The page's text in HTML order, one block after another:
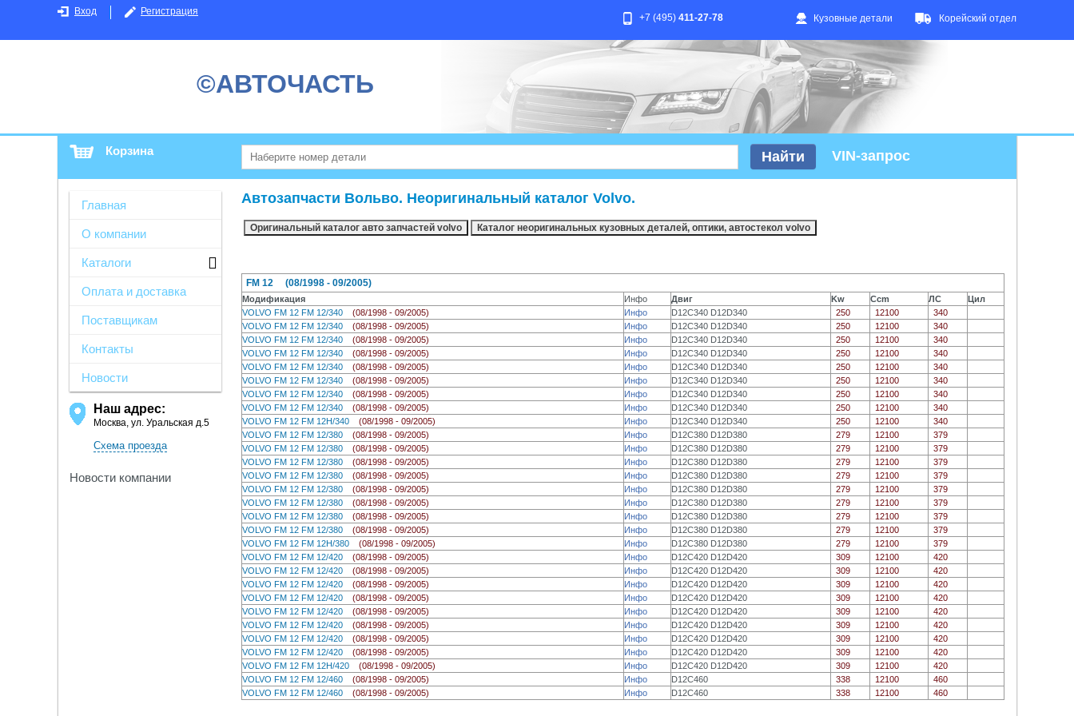
Вход Регистрация
Кузовные детали Корейский отдел
+7 (495) 411-27-78
©АВТОЧАСТЬ
Корзина VIN-запрос
Главная
О компании
Каталоги
Оплата и доставка
Поставщикам
Контакты
Новости
Наш адрес:
Москва, ул. Уральская д.5
Схема проезда
Новости компании
Автозапчасти Вольво. Неоригинальный каталог Volvo.
FM 12 (08/1998 - 09/2005)
Модификация Инфо Двиг Kw Ccm ЛС
Цил
VOLVO FM 12 FM 12/340 (08/1998 - 09/2005) Инфо D12C340 D12D340 250 12100
340
VOLVO FM 12 FM 12/340 (08/1998 - 09/2005) Инфо D12C340 D12D340 250 12100
340
VOLVO FM 12 FM 12/340 (08/1998 - 09/2005) Инфо D12C340 D12D340 250 12100
340
VOLVO FM 12 FM 12/340 (08/1998 - 09/2005) Инфо D12C340 D12D340 250 12100
340
VOLVO FM 12 FM 12/340 (08/1998 - 09/2005) Инфо D12C340 D12D340 250 12100
340
VOLVO FM 12 FM 12/340 (08/1998 - 09/2005) Инфо D12C340 D12D340 250 12100
340
VOLVO FM 12 FM 12/340 (08/1998 - 09/2005) Инфо D12C340 D12D340 250 12100
340
VOLVO FM 12 FM 12/340 (08/1998 - 09/2005) Инфо D12C340 D12D340 250 12100
340
VOLVO FM 12 FM 12H/340 (08/1998 - 09/2005) Инфо D12C340 D12D340 250 12100
340
VOLVO FM 12 FM 12/380 (08/1998 - 09/2005) Инфо D12C380 D12D380 279 12100
379
VOLVO FM 12 FM 12/380 (08/1998 - 09/2005) Инфо D12C380 D12D380 279 12100
379
VOLVO FM 12 FM 12/380 (08/1998 - 09/2005) Инфо D12C380 D12D380 279 12100
379
VOLVO FM 12 FM 12/380 (08/1998 - 09/2005) Инфо D12C380 D12D380 279 12100
379
VOLVO FM 12 FM 12/380 (08/1998 - 09/2005) Инфо D12C380 D12D380 279 12100
379
VOLVO FM 12 FM 12/380 (08/1998 - 09/2005) Инфо D12C380 D12D380 279 12100
379
VOLVO FM 12 FM 12/380 (08/1998 - 09/2005) Инфо D12C380 D12D380 279 12100
379
VOLVO FM 12 FM 12/380 (08/1998 - 09/2005) Инфо D12C380 D12D380 279 12100
379
VOLVO FM 12 FM 12H/380 (08/1998 - 09/2005) Инфо D12C380 D12D380 279 12100
379
VOLVO FM 12 FM 12/420 (08/1998 - 09/2005) Инфо D12C420 D12D420 309 12100
420
VOLVO FM 12 FM 12/420 (08/1998 - 09/2005) Инфо D12C420 D12D420 309 12100
420
VOLVO FM 12 FM 12/420 (08/1998 - 09/2005) Инфо D12C420 D12D420 309 12100
420
VOLVO FM 12 FM 12/420 (08/1998 - 09/2005) Инфо D12C420 D12D420 309 12100
420
VOLVO FM 12 FM 12/420 (08/1998 - 09/2005) Инфо D12C420 D12D420 309 12100
420
VOLVO FM 12 FM 12/420 (08/1998 - 09/2005) Инфо D12C420 D12D420 309 12100
420
VOLVO FM 12 FM 12/420 (08/1998 - 09/2005) Инфо D12C420 D12D420 309 12100
420
VOLVO FM 12 FM 12/420 (08/1998 - 09/2005) Инфо D12C420 D12D420 309 12100
420
VOLVO FM 12 FM 12H/420 (08/1998 - 09/2005) Инфо D12C420 D12D420 309 12100
420
VOLVO FM 12 FM 12/460 (08/1998 - 09/2005) Инфо D12C460 338 12100
460
VOLVO FM 12 FM 12/460 (08/1998 - 09/2005) Инфо D12C460 338 12100 460